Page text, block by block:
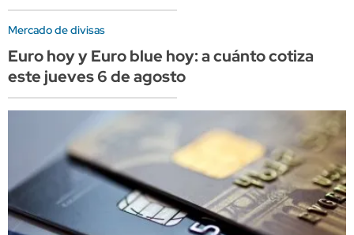
Mercado de divisas
Euro hoy y Euro blue hoy: a cuánto cotiza
este jueves 6 de agosto